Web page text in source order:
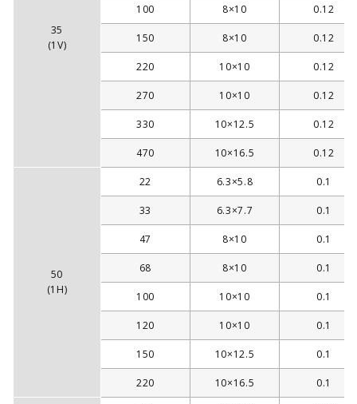
35
(1V)
100 8×10 0.12
150 8×10 0.12
220 10×10 0.12
270 10×10 0.12
330 10×12.5 0.12
470 10×16.5 0.12
50
(1H)
22 6.3×5.8 0.1
33 6.3×7.7 0.1
47 8×10 0.1
68 8×10 0.1
100 10×10 0.1
120 10×10 0.1
150 10×12.5 0.1
220 10×16.5 0.1